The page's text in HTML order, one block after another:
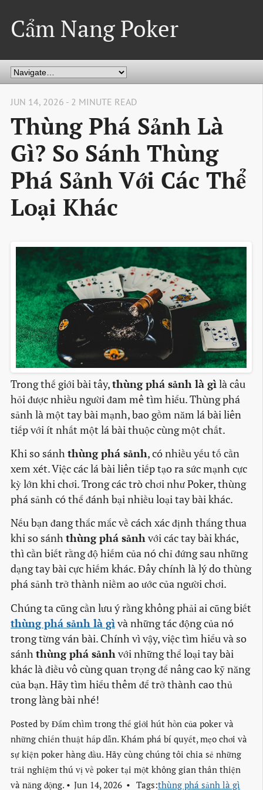
Cẩm Nang Poker
JUN 14, 2026 - 2 MINUTE READ
Thùng Phá Sảnh Là
Gì? So Sánh Thùng
Phá Sảnh Với Các Thể
Loại Khác
Trong thế giới bài tây,thùng phá sảnh là gìlà câu
hỏi được nhiều người đam mê tìm hiểu. Thùng phá
sảnh là một tay bài mạnh, bao gồm năm lá bài liên
tiếp với ít nhất một lá bài thuộc cùng một chất.
Khi so sánhthùng phá sảnh, có nhiều yếu tố cần
xem xét. Việc các lá bài liên tiếp tạo ra sức mạnh cực
kỳ lớn khi chơi. Trong các trò chơi như Poker, thùng
phá sảnh có thể đánh bại nhiều loại tay bài khác.
Nếu bạn đang thắc mắc về cách xác định thắng thua
khi so sánhthùng phá sảnhvới các tay bài khác,
thì cần biết rằng độ hiếm của nó chỉ đứng sau những
dạng tay bài cực hiếm khác. Đây chính là lý do thùng
phá sảnh trở thành niềm ao ước của người chơi.
Chúng ta cũng cần lưu ý rằng không phải ai cũng biết
thùng phá sảnh là gì và những tác động của nó
trong từng ván bài. Chính vì vậy, việc tìm hiểu và so
sánh thùng phá sảnh với những thể loại tay bài
khác là điều vô cùng quan trọng để nâng cao kỹ năng
của bạn. Hãy tìm hiểu thêm để trở thành cao thủ
trong làng bài nhé!
Posted by Đắm chìm trong thế giới hút hồn của poker và
những chiến thuật hấp dẫn. Khám phá bí quyết, mẹo chơi và
sự kiện poker hàng đầu. Hãy cùng chúng tôi chia sẻ những
trải nghiệm thú vị về poker tại một không gian thân thiện
và năng động.
Jun 14, 2026 Tags:thùng phá sảnh là gì